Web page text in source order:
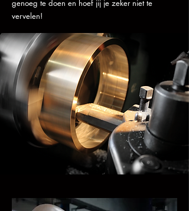
genoeg te doen en hoef jij je zeker niet te
vervelen!